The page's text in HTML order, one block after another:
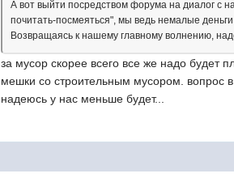
А вот выйти посредством форума на диалог с
почитать-посмеяться", мы ведь немалые
Возвращаясь к нашему главному волнению,
за мусор скорее всего все же надо будет
мешки со строительным мусором. вопрос в
надеюсь у нас меньше будет...